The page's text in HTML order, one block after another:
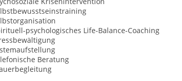
psychologisches Life-Balance-Coaching
Beratung